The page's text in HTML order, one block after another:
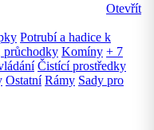
Otevřít
Potrubí a hadice k
průchodky Komíny + 7
Čistící prostředky
Ostatní Rámy Sady pro